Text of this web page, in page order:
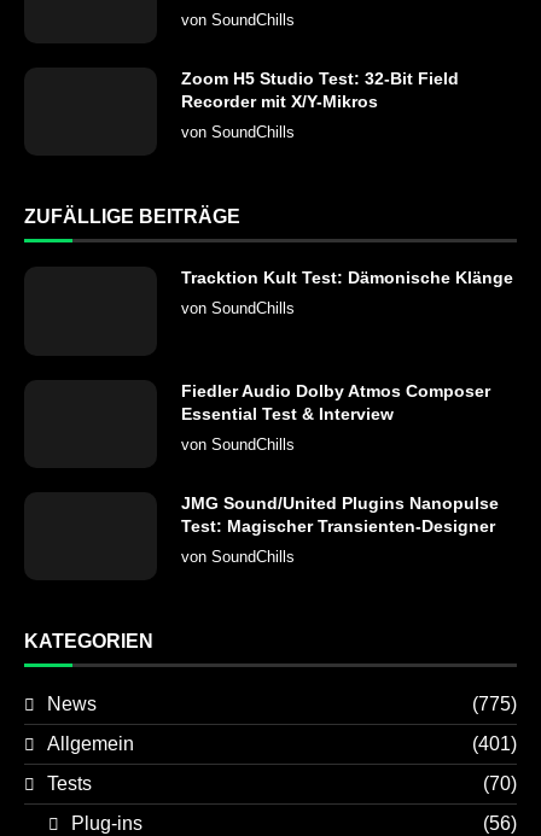
von SoundChills
Zoom H5 Studio Test: 32-Bit Field
Recorder mit X/Y-Mikros
von SoundChills
ZUFÄLLIGE BEITRÄGE
Tracktion Kult Test: Dämonische Klänge
von SoundChills
Fiedler Audio Dolby Atmos Composer
Essential Test & Interview
von SoundChills
JMG Sound/United Plugins Nanopulse
Test: Magischer Transienten-Designer
von SoundChills
KATEGORIEN
News
(775)
Allgemein
(401)
Tests
(70)
Plug-ins
(56)